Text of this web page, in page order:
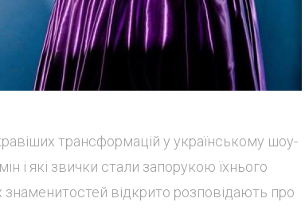
трансформацій у українському шоу-
і які звички стали запорукою їхнього
знаменитостей відкрито розповідають про